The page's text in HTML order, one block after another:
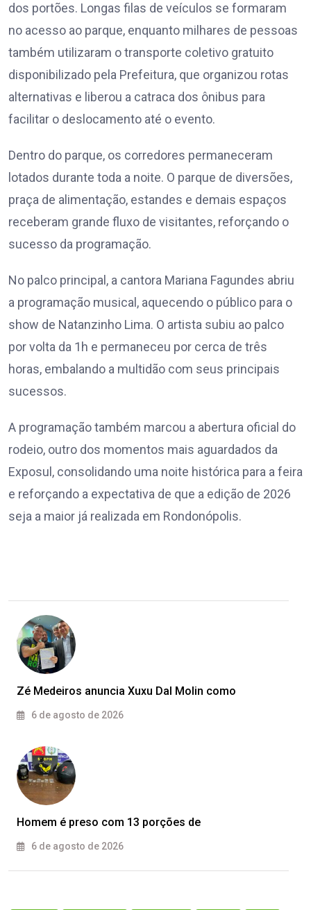
dos portões. Longas filas de veículos se formaram
no acesso ao parque, enquanto milhares de pessoas
também utilizaram o transporte coletivo gratuito
disponibilizado pela Prefeitura, que organizou rotas
alternativas e liberou a catraca dos ônibus para
facilitar o deslocamento até o evento.
Dentro do parque, os corredores permaneceram
lotados durante toda a noite. O parque de diversões,
praça de alimentação, estandes e demais espaços
receberam grande fluxo de visitantes, reforçando o
sucesso da programação.
No palco principal, a cantora Mariana Fagundes abriu
a programação musical, aquecendo o público para o
show de Natanzinho Lima. O artista subiu ao palco
por volta da 1h e permaneceu por cerca de três
horas, embalando a multidão com seus principais
sucessos.
A programação também marcou a abertura oficial do
rodeio, outro dos momentos mais aguardados da
Exposul, consolidando uma noite histórica para a feira
e reforçando a expectativa de que a edição de 2026
seja a maior já realizada em Rondonópolis.
Zé Medeiros anuncia Xuxu Dal Molin como
6 de agosto de 2026
Homem é preso com 13 porções de
6 de agosto de 2026